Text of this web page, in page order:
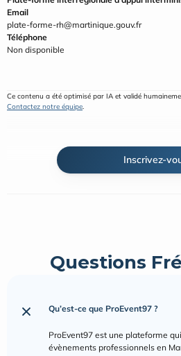
Inscrivez-
Email
plate-forme-rh@martinique.gouv.fr
Téléphone
Non disponible
Contactez notre équipe.
Questions
Qu’est-ce que ProEvent97 ?
ProEvent97 est une plateforme
évènements professionnels en